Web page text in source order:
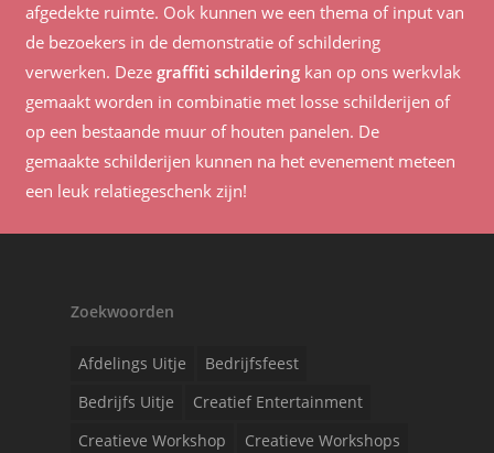
afgedekte ruimte. Ook kunnen we een thema of input van
de bezoekers in de demonstratie of schildering
verwerken. Deze graffiti schilderingkan op ons werkvlak
gemaakt worden in combinatie met losse schilderijen of
op een bestaande muur of houten panelen. De
gemaakte schilderijen kunnen na het evenement meteen
een leuk relatiegeschenk zijn!
Zoekwoorden
Afdelings Uitje
Bedrijfsfeest
Bedrijfs Uitje
Creatief Entertainment
Creatieve Workshop
Creatieve Workshops